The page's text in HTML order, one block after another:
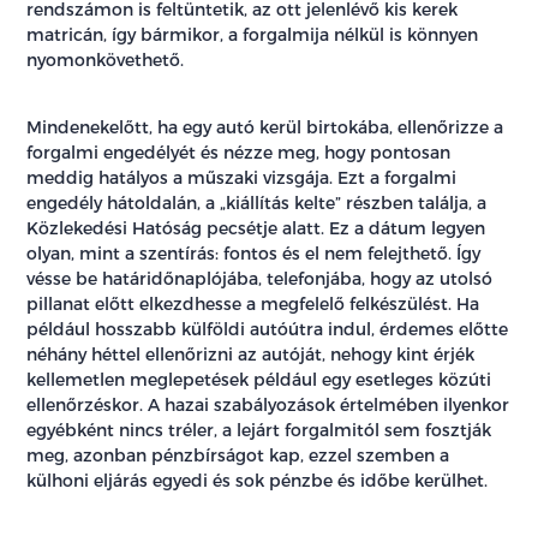
rendszámon is feltüntetik, az ott jelenlévő kis kerek
matricán, így bármikor, a forgalmija nélkül is könnyen
nyomonkövethető.
Mindenekelőtt, ha egy autó kerül birtokába, ellenőrizze a
forgalmi engedélyét és nézze meg, hogy pontosan
meddig hatályos a műszaki vizsgája. Ezt a forgalmi
engedély hátoldalán, a „kiállítás kelte” részben találja, a
Közlekedési Hatóság pecsétje alatt. Ez a dátum legyen
olyan, mint a szentírás: fontos és el nem felejthető. Így
vésse be határidőnaplójába, telefonjába, hogy az utolsó
pillanat előtt elkezdhesse a megfelelő felkészülést. Ha
például hosszabb külföldi autóútra indul, érdemes előtte
néhány héttel ellenőrizni az autóját, nehogy kint érjék
kellemetlen meglepetések például egy esetleges közúti
ellenőrzéskor. A hazai szabályozások értelmében ilyenkor
egyébként nincs tréler, a lejárt forgalmitól sem fosztják
meg, azonban pénzbírságot kap, ezzel szemben a
külhoni eljárás egyedi és sok pénzbe és időbe kerülhet.